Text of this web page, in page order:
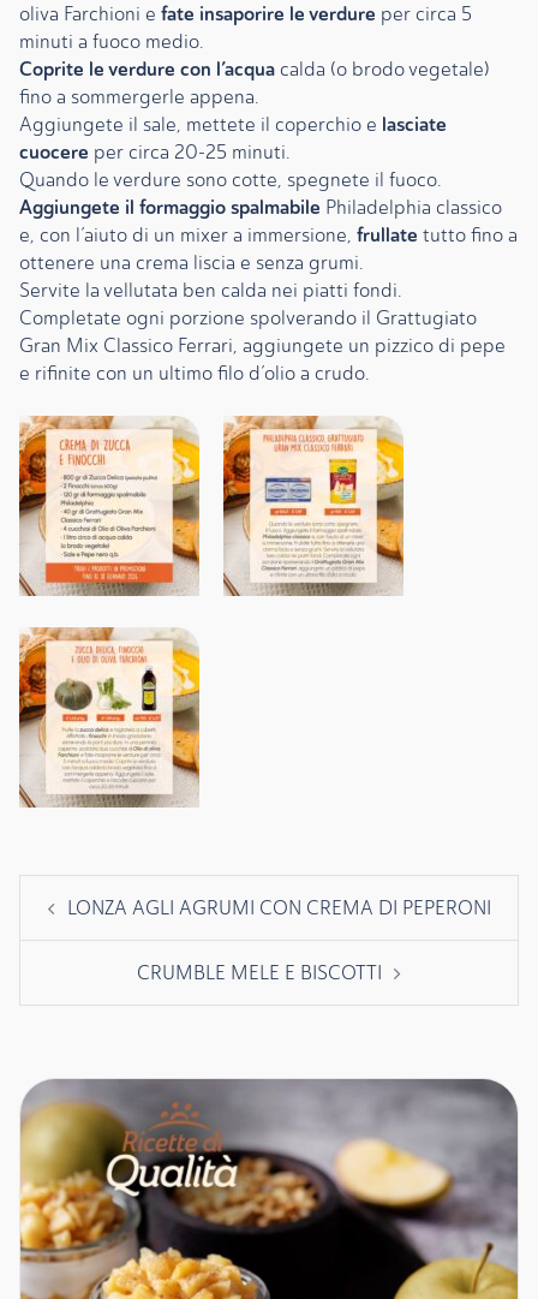
oliva Farchioni e fate insaporire le verdure per circa 5
minuti a fuoco medio.
Coprite le verdure con l’acquacalda (o brodo vegetale)
fino a sommergerle appena.
Aggiungete il sale, mettete il coperchio e lasciate
cuocere per circa 20-25 minuti.
Quando le verdure sono cotte, spegnete il fuoco.
Aggiungete il formaggio spalmabile Philadelphia classico
e, con l’aiuto di un mixer a immersione, frullate tutto fino a
ottenere una crema liscia e senza grumi.
Servite la vellutata ben calda nei piatti fondi.
Completate ogni porzione spolverando il Grattugiato
Gran Mix Classico Ferrari, aggiungete un pizzico di pepe
e rifinite con un ultimo filo d’olio a crudo.
Navigazione
articolo
LONZA AGLI AGRUMI CON CREMA DI PEPERONI
CRUMBLE MELE E BISCOTTI